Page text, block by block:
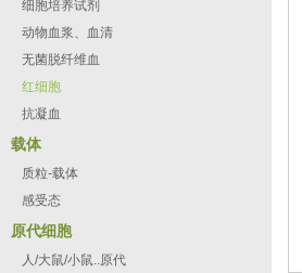
细胞培养试剂
动物血浆、血清
无菌脱纤维血
红细胞
抗凝血
载体
质粒-载体
感受态
原代细胞
人/大鼠/小鼠..原代